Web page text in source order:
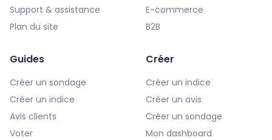
Support & assistance
Plan du site
E-commerce
B2B
Guides
Créer un sondage
Créer un indice
Avis clients
Voter
Créer
Créer un indice
Créer un avis
Créer un sondage
Mon dashboard